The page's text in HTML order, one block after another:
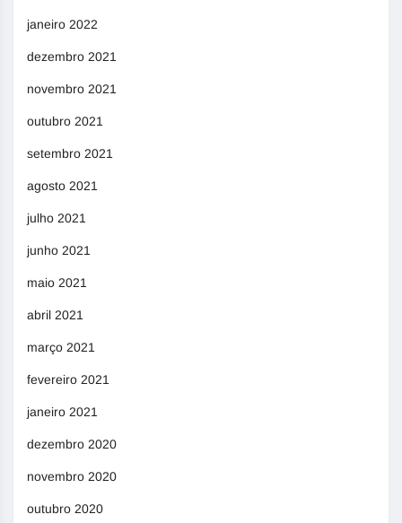
janeiro 2022
dezembro 2021
novembro 2021
outubro 2021
setembro 2021
agosto 2021
julho 2021
junho 2021
maio 2021
abril 2021
março 2021
fevereiro 2021
janeiro 2021
dezembro 2020
novembro 2020
outubro 2020